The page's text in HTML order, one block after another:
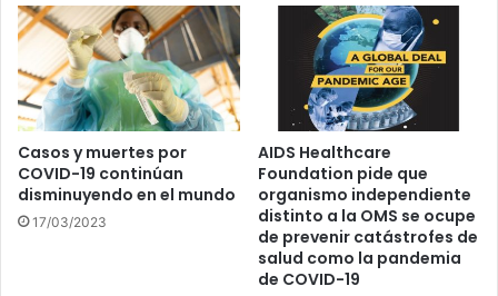
Casos y muertes por
COVID-19 continúan
disminuyendo en el mundo
17/03/2023
AIDS Healthcare
Foundation pide que
organismo independiente
distinto a la OMS se ocupe
de prevenir catástrofes de
salud como la pandemia
de COVID-19